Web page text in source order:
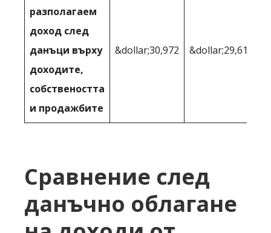
разполагаем
доход след
данъци върху
доходите,
собствеността
и продажбите
&dollar;30,972 &dollar;29,610
Сравнение след
данъчно облагане